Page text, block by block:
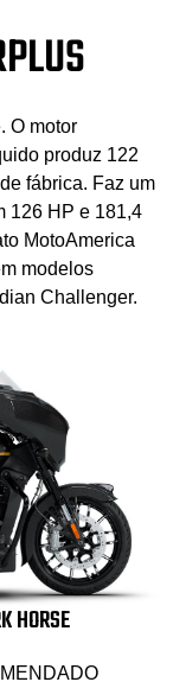
O motor
produz 122
fábrica. Faz um
126 HP e 181,4
MotoAmerica
modelos
Challenger.
HORSE